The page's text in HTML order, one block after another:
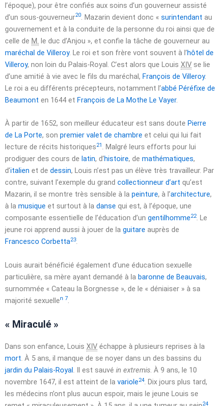
l’époque), pour être confiés aux soins d’un gouverneur assisté
d’un sous-gouverneur20. Mazarin devient donc « surintendant au
gouvernement et à la conduite de la personne du roi ainsi que de
celle de M. le duc d’Anjou », et confie la tâche de gouverneur au
maréchal de Villeroy. Le roi et son frère vont souvent à l’hôtel de
Villeroy, non loin du Palais-Royal. C’est alors que Louis XIV se lie
d’une amitié à vie avec le fils du maréchal, François de Villeroy.
Le roi a eu différents précepteurs, notamment l’abbé Péréfixe de
Beaumont en 1644 et François de La Mothe Le Vayer.
À partir de 1652, son meilleur éducateur est sans doute Pierre
de La Porte, son premier valet de chambre et celui qui lui fait
lecture de récits historiques21 . Malgré leurs efforts pour lui
prodiguer des cours de latin, d’histoire, de mathématiques,
d’italien et de dessin, Louis n’est pas un élève très travailleur. Par
contre, suivant l’exemple du grand collectionneur d’art qu’est
Mazarin, il se montre très sensible à la peinture, à l’architecture,
à la musique et surtout à la danse qui est, à l’époque, une
composante essentielle de l’éducation d’un gentilhomme22. Le
jeune roi apprend aussi à jouer de la guitare auprès de
Francesco Corbetta23.
Louis aurait bénéficié également d’une éducation sexuelle
particulière, sa mère ayant demandé à la baronne de Beauvais,
surnommée « Cateau la Borgnesse », de le « déniaiser » à sa
majorité sexuellen 7.
« Miraculé »
Dans son enfance, Louis XIV échappe à plusieurs reprises à la
mort. À 5 ans, il manque de se noyer dans un des bassins du
jardin du Palais-Royal. Il est sauvé in extremis. À 9 ans, le 10
novembre 1647, il est atteint de la variole24. Dix jours plus tard,
les médecins n’ont plus aucun espoir, mais le jeune Louis se
24